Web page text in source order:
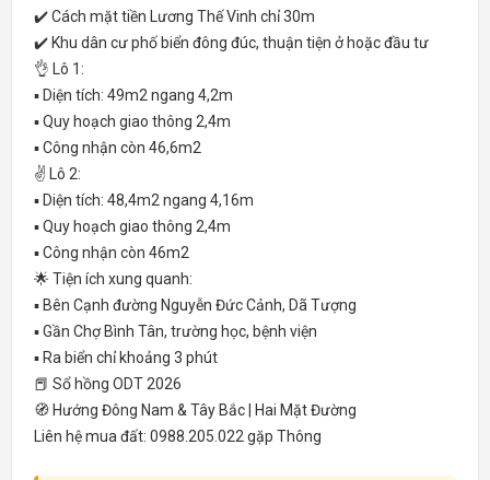
✔️ Cách mặt tiền Lương Thế Vinh chỉ 30m
✔️ Khu dân cư phố biển đông đúc, thuận tiện ở hoặc đầu tư
👌 Lô 1:
▪️ Diện tích: 49m2 ngang 4,2m
▪️ Quy hoạch giao thông 2,4m
▪️ Công nhận còn 46,6m2
✌️ Lô 2:
▪️ Diện tích: 48,4m2 ngang 4,16m
▪️ Quy hoạch giao thông 2,4m
▪️ Công nhận còn 46m2
🌟 Tiện ích xung quanh:
▪️ Bên Cạnh đường Nguyễn Đức Cảnh, Dã Tượng
▪️ Gần Chợ Bình Tân, trường học, bệnh viện
▪️ Ra biển chỉ khoảng 3 phút
📕 Sổ hồng ODT 2026
🧭 Hướng Đông Nam & Tây Bắc | Hai Mặt Đường
Liên hệ mua đất: 0988.205.022 gặp Thông